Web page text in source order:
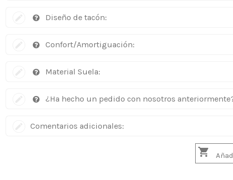
Diseño de tacón:
Confort/Amortiguación:
Material Suela:
¿Ha hecho un pedido con nosotros
Comentarios adicionales:
